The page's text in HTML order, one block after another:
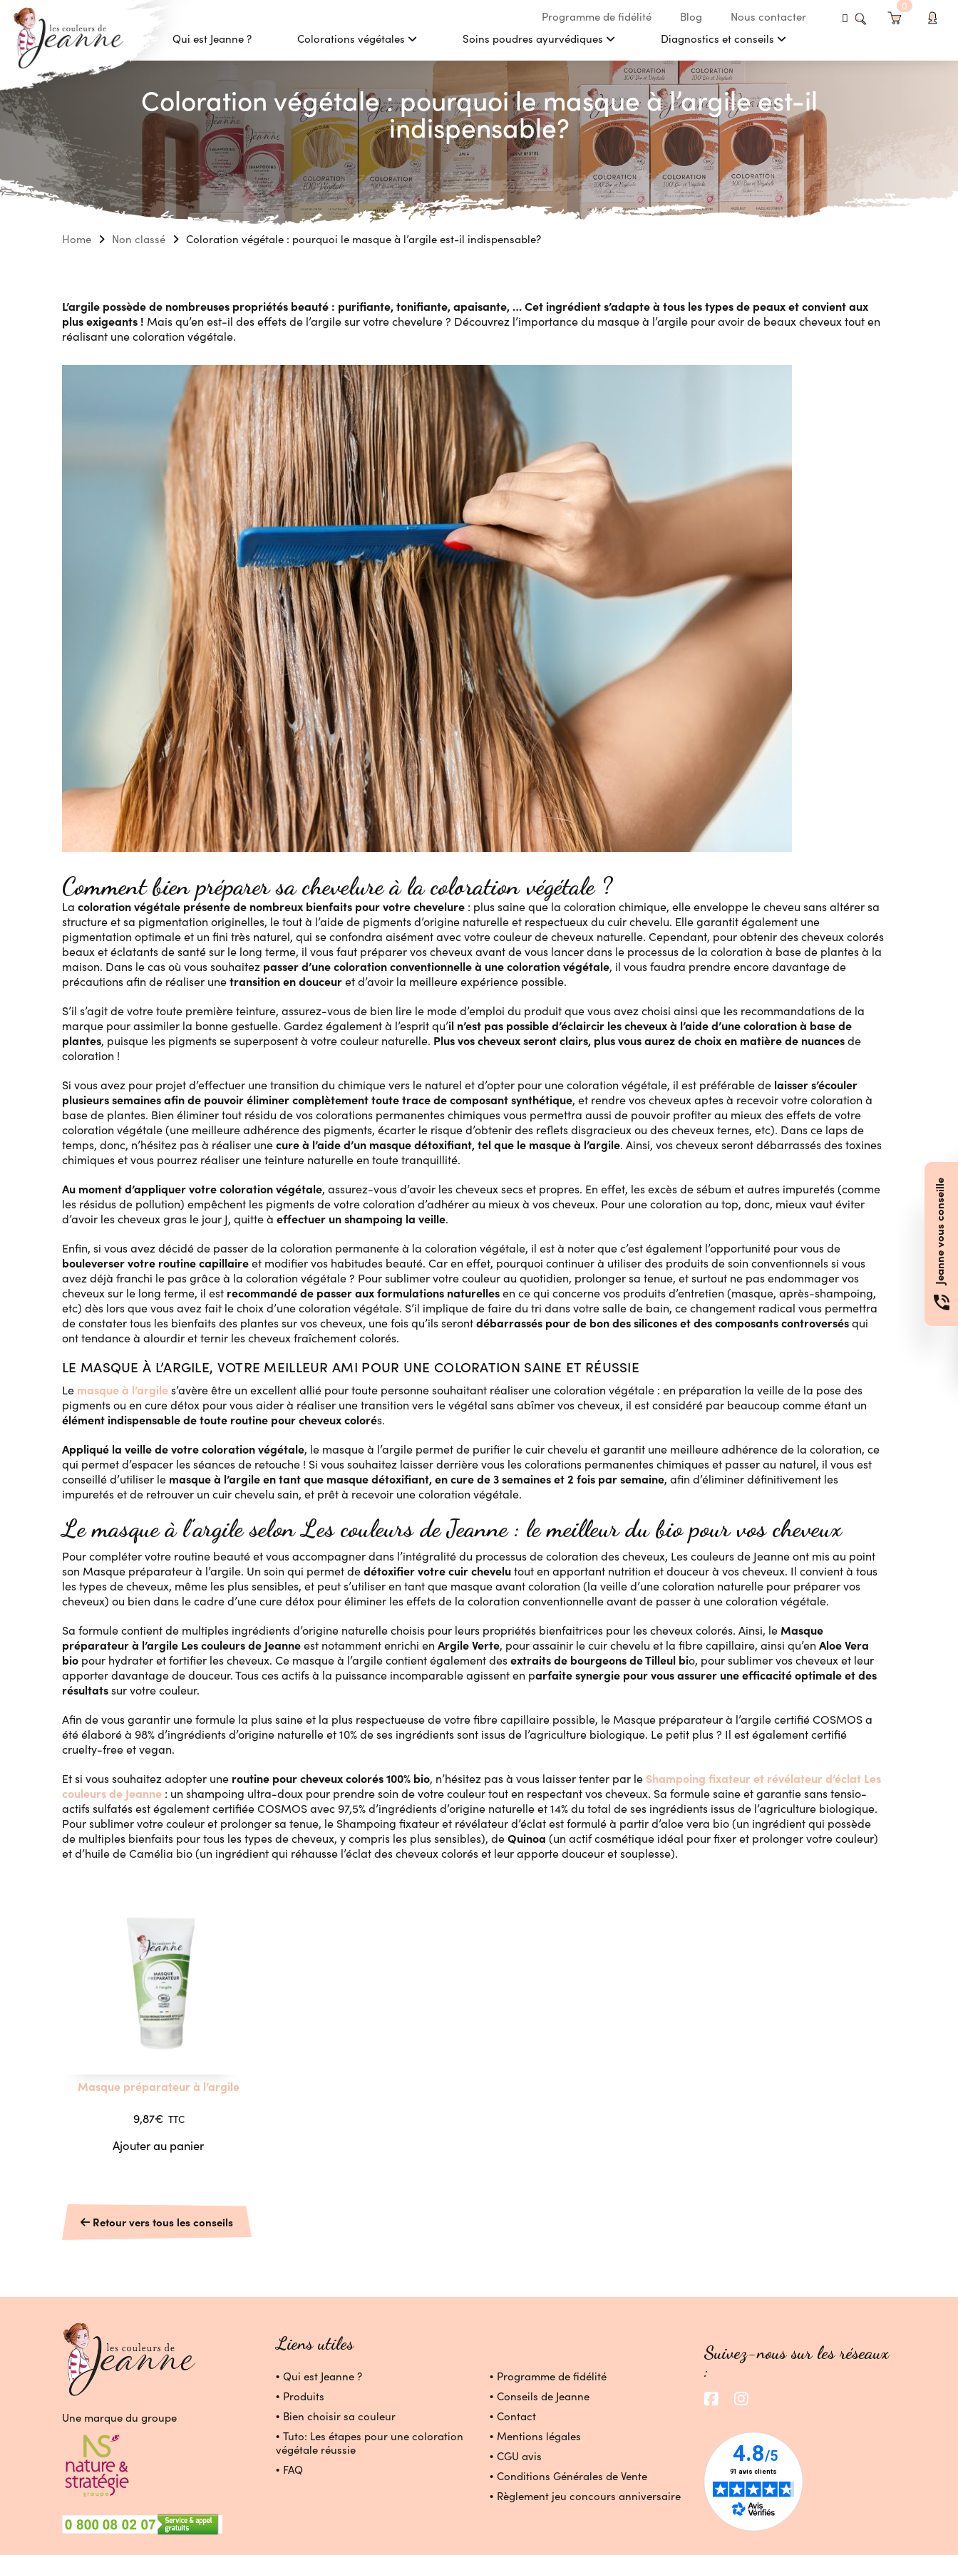
Qui est Jeanne ? Colorations végétales Soins poudres ayurvédiques Diagnostics et conseils
Programme de fidélité Blog Nous contacter
0
Jeanne vous conseille
Coloration végétale : pourquoi le masque à l’argile est-il
indispensable?
Home Non classé Coloration végétale : pourquoi le masque à l’argile est-il indispensable?
L’argile possède de nombreuses propriétés beauté : purifiante, tonifiante, apaisante, … Cet ingrédient s’adapte à tous les types de peaux et convient aux
plus exigeants ! Mais qu’en est-il des effets de l’argile sur votre chevelure ? Découvrez l’importance du masque à l’argile pour avoir de beaux cheveux tout en
réalisant une coloration végétale.
Comment bien préparer sa chevelure à la coloration végétale ?
La coloration végétale présente de nombreux bienfaits pour votre chevelure : plus saine que la coloration chimique, elle enveloppe le cheveu sans altérer sa
structure et sa pigmentation originelles, le tout à l’aide de pigments d’origine naturelle et respectueux du cuir chevelu. Elle garantit également une
pigmentation optimale et un fini très naturel, qui se confondra aisément avec votre couleur de cheveux naturelle. Cependant, pour obtenir des cheveux colorés
beaux et éclatants de santé sur le long terme, il vous faut préparer vos cheveux avant de vous lancer dans le processus de la coloration à base de plantes à la
maison. Dans le cas où vous souhaitez passer d’une coloration conventionnelle à une coloration végétale, il vous faudra prendre encore davantage de
précautions afin de réaliser unetransition en douceuret d’avoir la meilleure expérience possible.
S’il s’agit de votre toute première teinture, assurez-vous de bien lire le mode d’emploi du produit que vous avez choisi ainsi que les recommandations de la
marque pour assimiler la bonne gestuelle. Gardez également à l’esprit qu’il n’est pas possible d’éclaircir les cheveux à l’aide d’une coloration à base de
plantes, puisque les pigments se superposent à votre couleur naturelle. Plus vos cheveux seront clairs, plus vous aurez de choix en matière de nuancesde
coloration !
Si vous avez pour projet d’effectuer une transition du chimique vers le naturel et d’opter pour une coloration végétale, il est préférable de laisser s’écouler
plusieurs semaines afin de pouvoir éliminer complètement toute trace de composant synthétique, et rendre vos cheveux aptes à recevoir votre coloration à
base de plantes. Bien éliminer tout résidu de vos colorations permanentes chimiques vous permettra aussi de pouvoir profiter au mieux des effets de votre
coloration végétale (une meilleure adhérence des pigments, écarter le risque d’obtenir des reflets disgracieux ou des cheveux ternes, etc). Dans ce laps de
temps, donc, n’hésitez pas à réaliser unecure à l’aide d’un masque détoxifiant, tel que le masque à l’argile. Ainsi, vos cheveux seront débarrassés des toxines
chimiques et vous pourrez réaliser une teinture naturelle en toute tranquillité.
Au moment d’appliquer votre coloration végétale, assurez-vous d’avoir les cheveux secs et propres. En effet, les excès de sébum et autres impuretés (comme
les résidus de pollution) empêchent les pigments de votre coloration d’adhérer au mieux à vos cheveux. Pour une coloration au top, donc, mieux vaut éviter
d’avoir les cheveux gras le jour J, quitte à effectuer un shampoing la veille.
Enfin, si vous avez décidé de passer de la coloration permanente à la coloration végétale, il est à noter que c’est également l’opportunité pour vous de
bouleverser votre routine capillaireet modifier vos habitudes beauté. Car en effet, pourquoi continuer à utiliser des produits de soin conventionnels si vous
avez déjà franchi le pas grâce à la coloration végétale ? Pour sublimer votre couleur au quotidien, prolonger sa tenue, et surtout ne pas endommager vos
cheveux sur le long terme, il est recommandé de passer aux formulations naturellesen ce qui concerne vos produits d’entretien (masque, après-shampoing,
etc) dès lors que vous avez fait le choix d’une coloration végétale. S’il implique de faire du tri dans votre salle de bain, ce changement radical vous permettra
de constater tous les bienfaits des plantes sur vos cheveux, une fois qu’ils serontdébarrassés pour de bon des silicones et des composants controversésqui
ont tendance à alourdir et ternir les cheveux fraîchement colorés.
LE MASQUE À L’ARGILE, VOTRE MEILLEUR AMI POUR UNE COLORATION SAINE ET RÉUSSIE
Le masque à l’argiles’avère être un excellent allié pour toute personne souhaitant réaliser une coloration végétale : en préparation la veille de la pose des
pigments ou en cure détox pour vous aider à réaliser une transition vers le végétal sans abîmer vos cheveux, il est considéré par beaucoup comme étant un
élément indispensable de toute routine pour cheveux colorés.
Appliqué la veille de votre coloration végétale, le masque à l’argile permet de purifier le cuir chevelu et garantit une meilleure adhérence de la coloration, ce
qui permet d’espacer les séances de retouche ! Si vous souhaitez laisser derrière vous les colorations permanentes chimiques et passer au naturel, il vous est
conseillé d’utiliser le masque à l’argile en tant que masque détoxifiant, en cure de 3 semaines et 2 fois par semaine, afin d’éliminer définitivement les
impuretés et de retrouver un cuir chevelu sain, et prêt à recevoir une coloration végétale.
Le masque à l’argile selon Les couleurs de Jeanne : le meilleur du bio pour vos cheveux
Pour compléter votre routine beauté et vous accompagner dans l’intégralité du processus de coloration des cheveux, Les couleurs de Jeanne ont mis au point
son Masque préparateur à l’argile. Un soin qui permet dedétoxifier votre cuir chevelutout en apportant nutrition et douceur à vos cheveux. Il convient à tous
les types de cheveux, même les plus sensibles, et peut s’utiliser en tant que masque avant coloration (la veille d’une coloration naturelle pour préparer vos
cheveux) ou bien dans le cadre d’une cure détox pour éliminer les effets de la coloration conventionnelle avant de passer à une coloration végétale.
Sa formule contient de multiples ingrédients d’origine naturelle choisis pour leurs propriétés bienfaitrices pour les cheveux colorés. Ainsi, le Masque
préparateur à l’argile Les couleurs de Jeanneest notamment enrichi en Argile Verte, pour assainir le cuir chevelu et la fibre capillaire, ainsi qu’en Aloe Vera
bio pour hydrater et fortifier les cheveux. Ce masque à l’argile contient également desextraits de bourgeons de Tilleul bio, pour sublimer vos cheveux et leur
apporter davantage de douceur. Tous ces actifs à la puissance incomparable agissent en parfaite synergie pour vous assurer une efficacité optimale et des
résultatssur votre couleur.
Afin de vous garantir une formule la plus saine et la plus respectueuse de votre fibre capillaire possible, le Masque préparateur à l’argile certifié COSMOS a
été élaboré à 98% d’ingrédients d’origine naturelle et 10% de ses ingrédients sont issus de l’agriculture biologique. Le petit plus ? Il est également certifié
cruelty-free et vegan.
Et si vous souhaitez adopter une routine pour cheveux colorés 100% bio, n’hésitez pas à vous laisser tenter par le Shampoing fixateur et révélateur d’éclat Les
couleurs de Jeanne : un shampoing ultra-doux pour prendre soin de votre couleur tout en respectant vos cheveux. Sa formule saine et garantie sans tensio-
actifs sulfatés est également certifiée COSMOS avec 97,5% d’ingrédients d’origine naturelle et 14% du total de ses ingrédients issus de l’agriculture biologique.
Pour sublimer votre couleur et prolonger sa tenue, le Shampoing fixateur et révélateur d’éclat est formulé à partir d’aloe vera bio (un ingrédient qui possède
de multiples bienfaits pour tous les types de cheveux, y compris les plus sensibles), deQuinoa (un actif cosmétique idéal pour fixer et prolonger votre couleur)
et d’huile de Camélia bio (un ingrédient qui réhausse l’éclat des cheveux colorés et leur apporte douceur et souplesse).
Masque préparateur à l’argile
9,87€ TTC
Ajouter au panier
Retour vers tous les conseils
Une marque du groupe
Liens utiles
Qui est Jeanne ?
Produits
Bien choisir sa couleur
Tuto: Les étapes pour une coloration
végétale réussie
FAQ
Programme de fidélité
Conseils de Jeanne
Contact
Mentions légales
CGU avis
Conditions Générales de Vente
Règlement jeu concours anniversaire
Suivez-nous sur les réseaux
: